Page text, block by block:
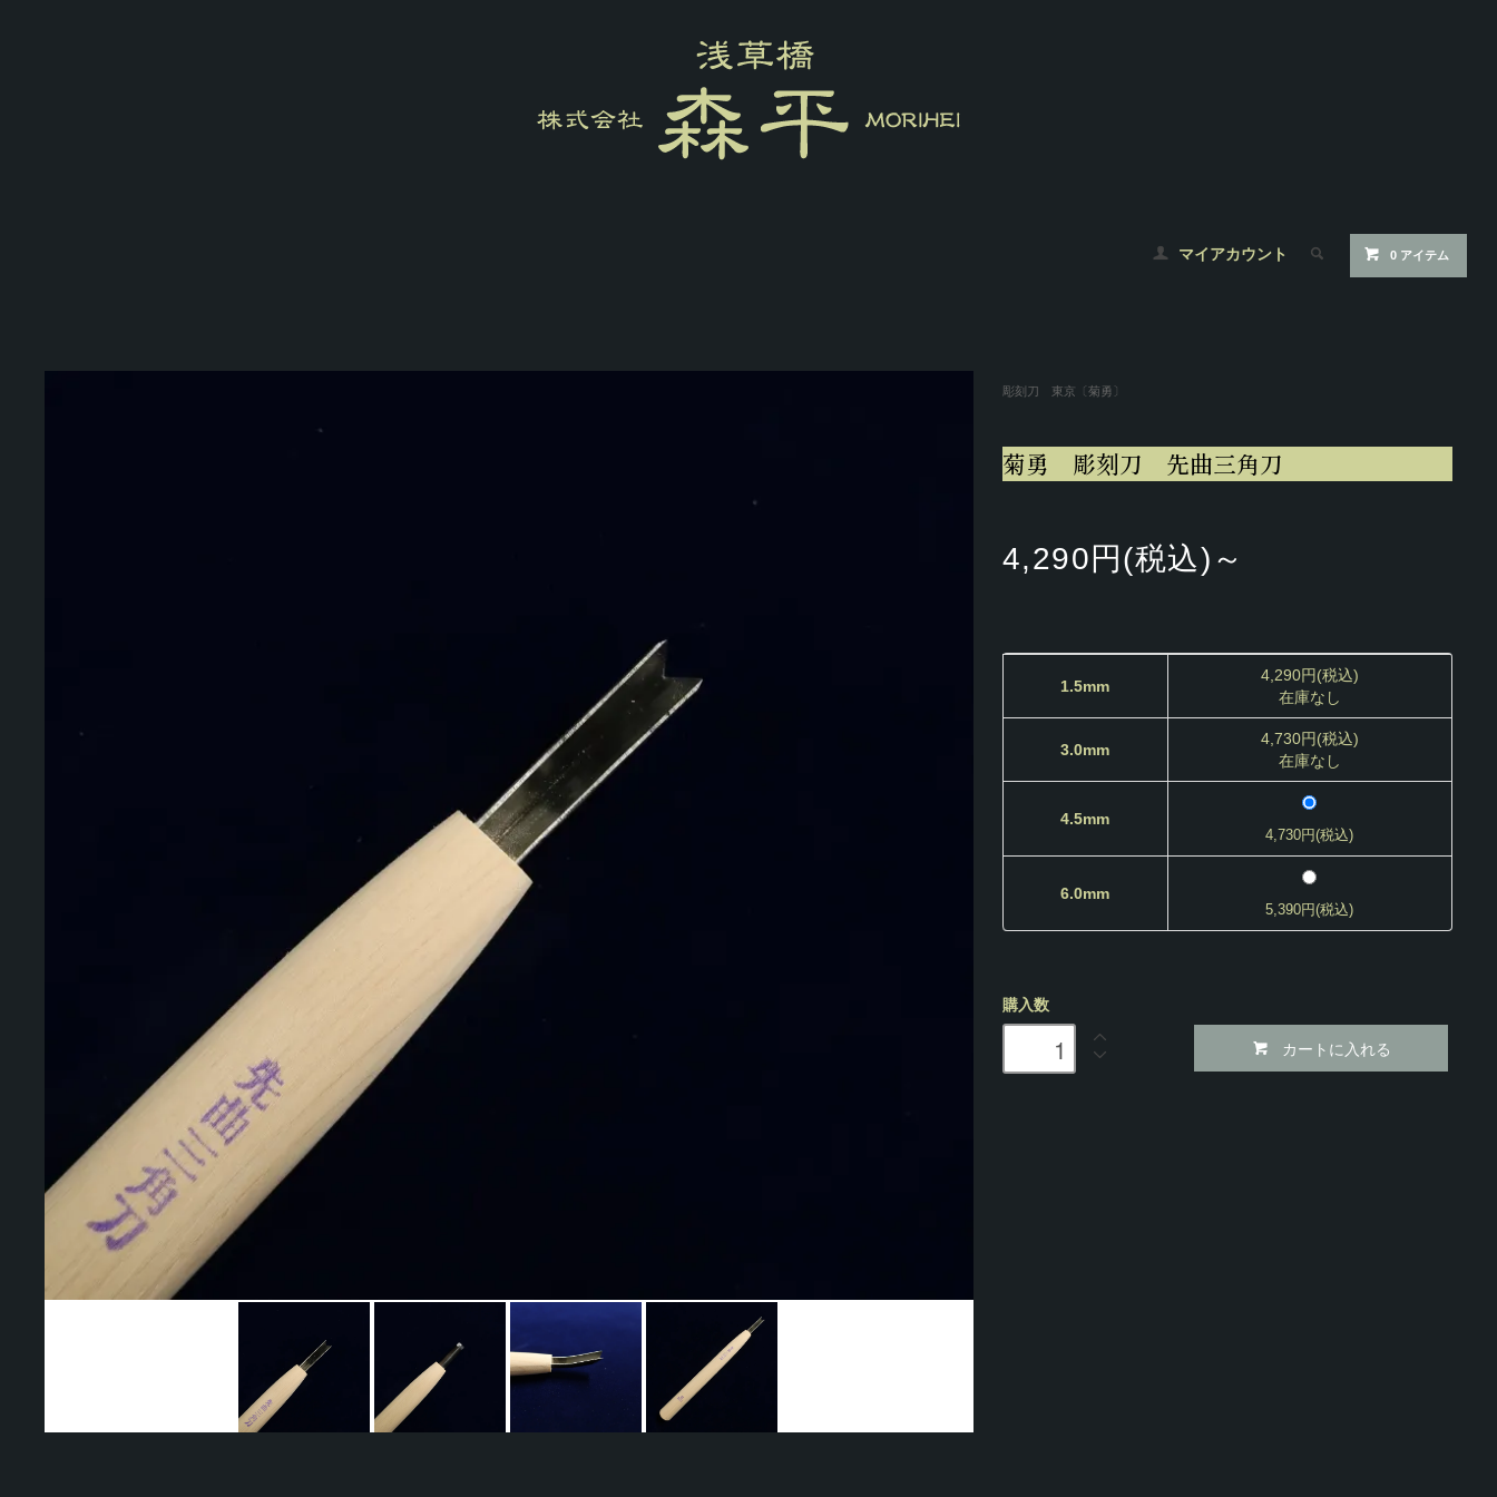
マイアカウント 0 アイテム
彫刻刀 東京〔菊勇〕
菊勇 彫刻刀 先曲三角刀
4,290円(税込)～
1.5mm
4,290円(税込)
在庫なし
3.0mm
4,730円(税込)
在庫なし
4.5mm
4,730円(税込)
6.0mm
5,390円(税込)
購入数
カートに入れる